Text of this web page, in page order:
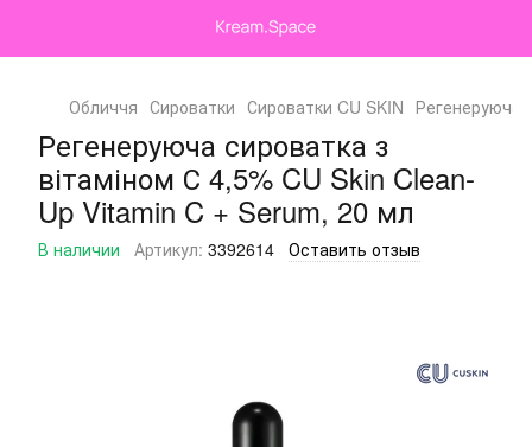
Обличчя Сироватки Сироватки CU SKIN Регенеруюча
Регенеруюча сироватка з
вітаміном С 4,5% CU Skin Clean-
Up Vitamin C + Serum, 20 мл
В наличии Артикул: 3392614 Оставить отзыв